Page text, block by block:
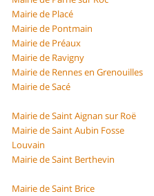
Mairie de Placé
Mairie de Pontmain
Mairie de Préaux
Mairie de Ravigny
Mairie de Rennes en Grenouilles
Mairie de Sacé
Mairie de Saint Aignan sur Roë
Mairie de Saint Aubin Fosse
Louvain
Mairie de Saint Berthevin
Mairie de Saint Brice